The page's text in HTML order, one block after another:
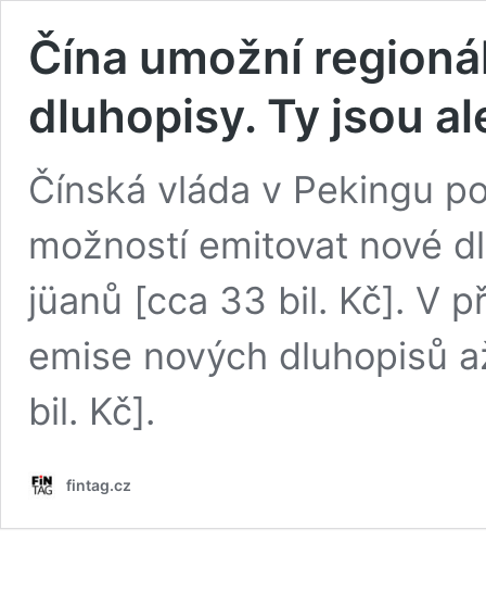
Čína umožní
dluhopisy. Ty jsou
Čínská vláda v Pekingu
možností emitovat nové
jüanů [cca 33 bil. Kč]. V
emise nových dluhopisů
bil. Kč].
fintag.cz